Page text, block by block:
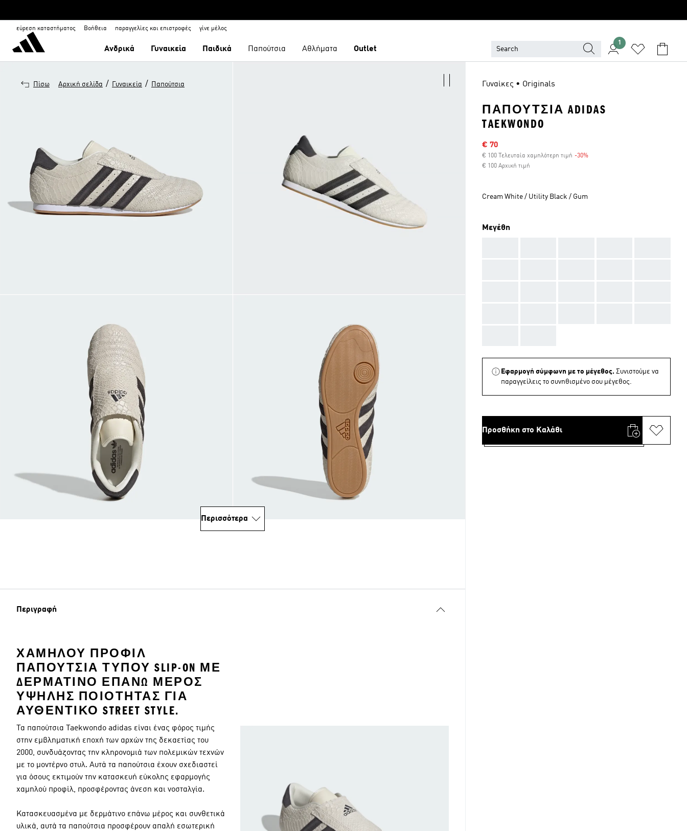
εύρεση καταστήματος Βοήθεια παραγγελίες και επιστροφές γίνε μέλος
Ανδρικά Γυναικεία Παιδικά Παπούτσια Αθλήματα Outlet
1
Πίσω Αρχική σελίδα / Γυναικεία / Παπούτσια
Περισσότερα
Περιγραφή
ΧΑΜΗΛΟΎ ΠΡΟΦΊΛ
ΠΑΠΟΎΤΣΙΑ ΤΎΠΟΥ SLIP-ON ΜΕ
ΔΕΡΜΆΤΙΝΟ ΕΠΆΝΩ ΜΈΡΟΣ
ΥΨΗΛΉΣ ΠΟΙΌΤΗΤΑΣ ΓΙΑ
ΑΥΘΕΝΤΙΚΌ STREET STYLE.
Τα παπούτσια Taekwondo adidas είναι ένας φόρος τιμής
στην εμβληματική εποχή των αρχών της δεκαετίας του
2000, συνδυάζοντας την κληρονομιά των πολεμικών τεχνών
με το μοντέρνο στυλ. Αυτά τα παπούτσια έχουν σχεδιαστεί
για όσους εκτιμούν την κατασκευή εύκολης εφαρμογής
χαμηλού προφίλ, προσφέροντας άνεση και νοσταλγία.
Κατασκευασμένα με δερμάτινο επάνω μέρος και συνθετικά
υλικά, αυτά τα παπούτσια προσφέρουν απαλή εσωτερική
Γυναίκες • Originals
ΠΑΠΟΥΤΣΙΑ ADIDAS
TAEKWONDO
Τιμή έκπτωσης
€ 70
€ 100 Τελευταία χαμηλότερη τιμή -30%
€ 100 Αρχική τιμή
Cream White / Utility Black / Gum
Μεγέθη
Εφαρμογή σύμφωνη με το μέγεθος. Συνιστούμε να
παραγγείλεις το συνηθισμένο σου μέγεθος.
Προσθήκη στο Καλάθι